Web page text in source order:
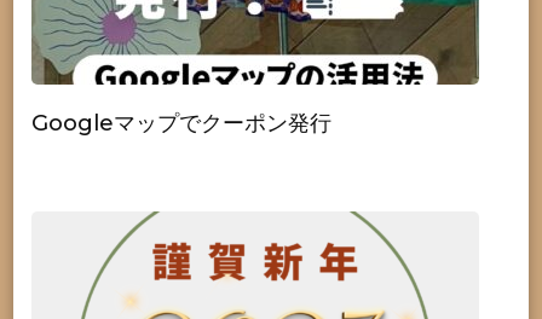
Googleマップでクーポン発行